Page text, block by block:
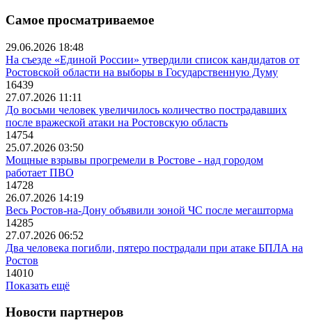
Самое просматриваемое
29.06.2026 18:48
На съезде «Единой России» утвердили список кандидатов от
Ростовской области на выборы в Государственную Думу
16439
27.07.2026 11:11
До восьми человек увеличилось количество пострадавших
после вражеской атаки на Ростовскую область
14754
25.07.2026 03:50
Мощные взрывы прогремели в Ростове - над городом
работает ПВО
14728
26.07.2026 14:19
Весь Ростов-на-Дону объявили зоной ЧС после мегашторма
14285
27.07.2026 06:52
Два человека погибли, пятеро пострадали при атаке БПЛА на
Ростов
14010
Показать ещё
Новости партнеров